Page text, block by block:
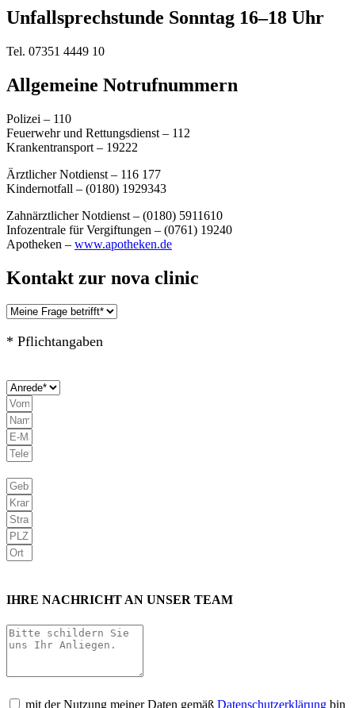
Unfallsprechstunde Sonntag 16–18 Uhr
Tel. 07351 4449 10
Allgemeine Notrufnummern
Polizei – 110
Feuerwehr und Rettungsdienst – 112
Krankentransport – 19222
Ärztlicher Notdienst – 116 177
Kindernotfall – (0180) 1929343
Zahnärztlicher Notdienst – (0180) 5911610
Infozentrale für Vergiftungen – (0761) 19240
Apotheken – www.apotheken.de
Kontakt zur nova clinic
* Pflichtangaben
IHRE NACHRICHT AN UNSER TEAM
mit der Nutzung meiner Daten gemäß Datenschutzerklärung bin